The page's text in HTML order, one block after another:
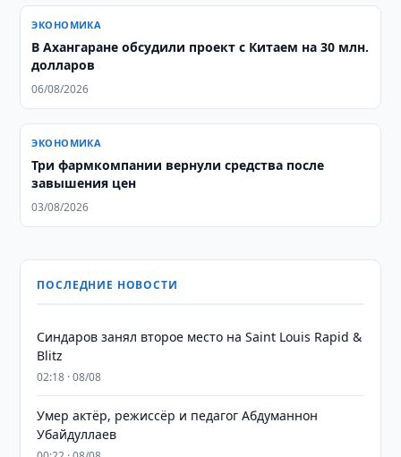
ЭКОНОМИКА
В Ахангаране обсудили проект с Китаем на 30 млн.
долларов
06/08/2026
ЭКОНОМИКА
Три фармкомпании вернули средства после
завышения цен
03/08/2026
ПОСЛЕДНИЕ НОВОСТИ
Синдаров занял второе место на Saint Louis Rapid &
Blitz
02:18 · 08/08
Умер актёр, режиссёр и педагог Абдуманнон
Убайдуллаев